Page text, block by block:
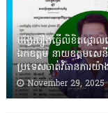
បង្វែររឿងធ្វើលិខិតថ្
ឯកឧត្តម នាយឧត្តមសេ
ប្រទេសចាត់វិធានការយ៉
November 29, 2025